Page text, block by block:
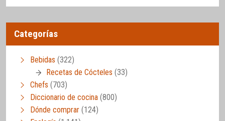
Categorías
Bebidas (322)
Recetas de Cócteles (33)
Chefs (703)
Diccionario de cocina (800)
Dónde comprar (124)